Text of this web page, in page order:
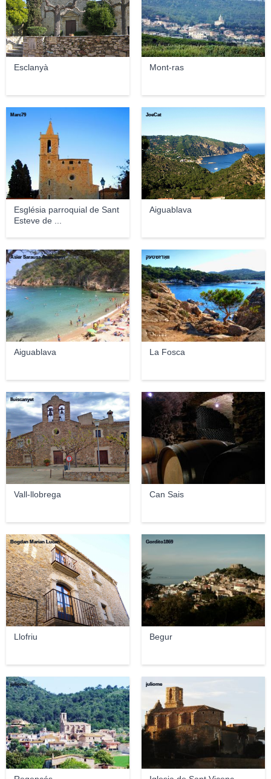
Esclanyà Mont-ras
Església parroquial de Sant
Esteve de ...
Marc79
Aiguablava
JoeCat
Aiguablava
Asier Sarausa Aran-berri
La Fosca
וואָדזשטעק
Vall-llobrega
lluiscanyet
Can Sais
Can Sais
Llofriu
Bogdan Marian Lucan
Begur
Gordito1869
juliome juliome